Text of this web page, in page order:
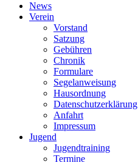
News
Verein
Vorstand
Satzung
Gebühren
Chronik
Formulare
Segelanweisung
Hausordnung
Datenschutzerklärung
Anfahrt
Impressum
Jugend
Jugendtraining
Termine